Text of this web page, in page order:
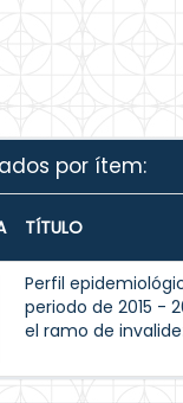
por ítem:
TÍTULO
Perfil
periodo de 2015 -
el ramo de